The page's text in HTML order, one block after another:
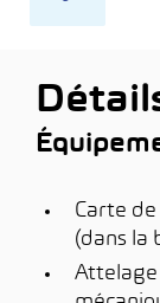
Carte
(dans la